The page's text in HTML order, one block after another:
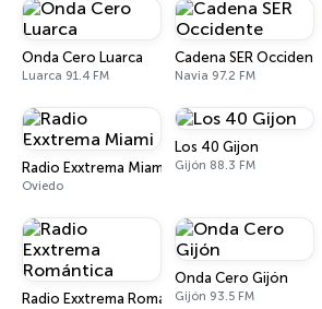
Onda Cero Luarca
Luarca 91.4 FM
Cadena SER Occidente
Navia 97.2 FM
Radio Exxtrema Miami
Oviedo
Los 40 Gijon
Gijón 88.3 FM
Radio Exxtrema Romántica
Onda Cero Gijón
Gijón 93.5 FM